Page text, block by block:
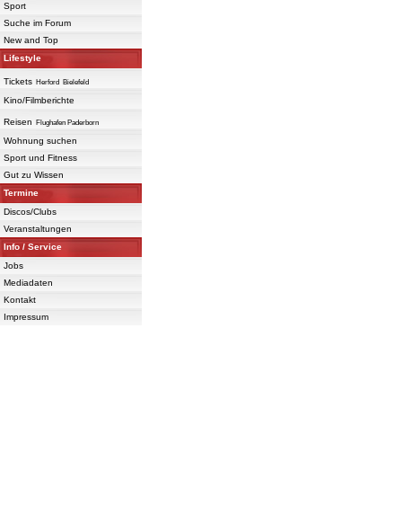
Sport
Suche im Forum
New and Top
Lifestyle
Tickets Herford Bielefeld
Kino/Filmberichte
Reisen Flughafen Paderborn
Wohnung suchen
Sport und Fitness
Gut zu Wissen
Termine
Discos/Clubs
Veranstaltungen
Info / Service
Jobs
Mediadaten
Kontakt
Impressum